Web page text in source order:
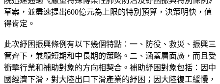
草案，並盡速提出600億元為上限的特別預算，決策明快，值
得肯定。
此次紓困振興條例有以下幾個特點：一、防役、救災、振興三
管齊下，兼顧短期和中長期的策略。二、涵蓋層面廣，而且受
衝擊行業和補助對象的方向相契合。補助紓困對象包括：因中
國經濟下滑，對大陸出口下滑產業的紓困；因大陸復工緩慢，